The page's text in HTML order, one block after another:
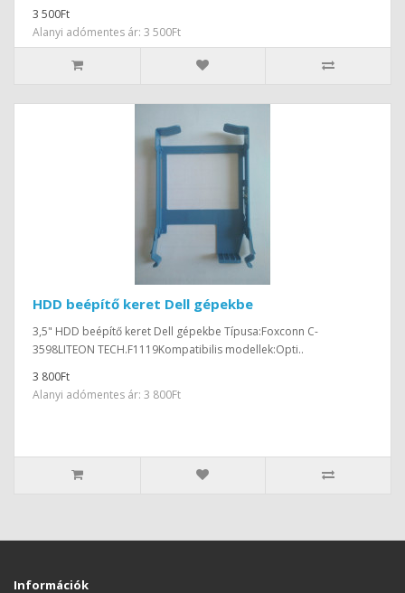
3 500Ft
Alanyi adómentes ár: 3 500Ft
HDD beépítő keret Dell gépekbe
3,5" HDD beépítő keret Dell gépekbe Típusa:Foxconn C-
3598LITEON TECH.F1119Kompatibilis modellek:Opti..
3 800Ft
Alanyi adómentes ár: 3 800Ft
Információk